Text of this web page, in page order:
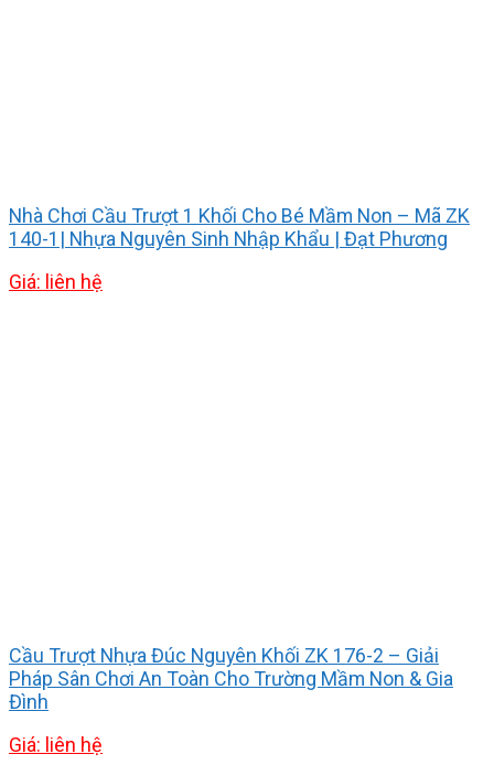
Nhà Chơi Cầu Trượt 1 Khối Cho Bé Mầm Non – Mã ZK
140-1| Nhựa Nguyên Sinh Nhập Khẩu | Đạt Phương
Giá: liên hệ
Cầu Trượt Nhựa Đúc Nguyên Khối ZK 176-2 – Giải
Pháp Sân Chơi An Toàn Cho Trường Mầm Non & Gia
Đình
Giá: liên hệ